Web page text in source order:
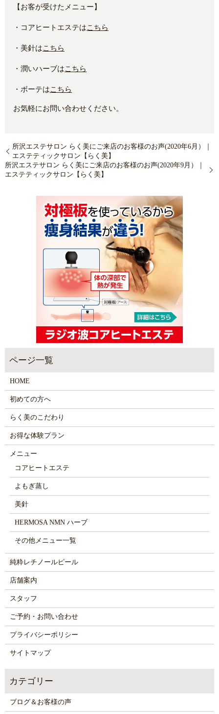
【お客が受けたメニュー】
・コアヒートエステはこちら
・美針はこちら
・潤いハーブはこちら
・ボーテはこちら
お気軽にお問い合わせください。
所沢エステサロン らく美にご来店のお客様のお声(2020年6月）｜
エステティックサロン【らく美】
所沢エステサロン らく美にご来店のお客様のお声(2020年9月）｜
エステティックサロン【らく美】
HOME
初めての方へ
らく美のこだわり
お得な体験プラン
メニュー
コアヒートエステ
よもぎ蒸し
美針
HERMOSA NMN ハーブ
その他メニュー一覧
純粋レチノールピール
店舗案内
スタッフ
ご予約・お問い合わせ
プライバシーポリシー
サイトマップ
ブログ＆お客様の声